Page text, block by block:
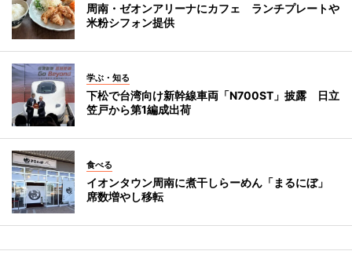
周南・ゼオンアリーナにカフェ ランチプレートや
米粉シフォン提供
学ぶ・知る
下松で台湾向け新幹線車両「N700ST」披露 日立
笠戸から第1編成出荷
食べる
イオンタウン周南に煮干しらーめん「まるにぼ」
席数増やし移転